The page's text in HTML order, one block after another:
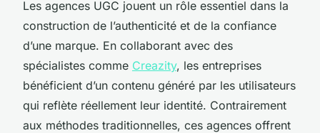
Les agences UGC jouent un rôle essentiel dans la
construction de l’authenticité et de la confiance
d’une marque. En collaborant avec des
spécialistes comme Creazity, les entreprises
bénéficient d’un contenu généré par les utilisateurs
qui reflète réellement leur identité. Contrairement
aux méthodes traditionnelles, ces agences offrent